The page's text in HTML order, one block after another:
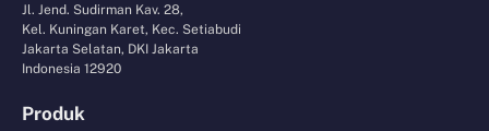
Jl. Jend. Sudirman Kav. 28,
Kel. Kuningan Karet, Kec. Setiabudi
Jakarta Selatan, DKI Jakarta
Indonesia 12920
Produk